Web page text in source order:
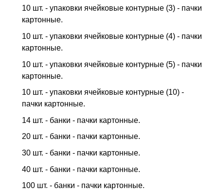
10 шт. - упаковки ячейковые контурные (3) - пачки
картонные.
10 шт. - упаковки ячейковые контурные (4) - пачки
картонные.
10 шт. - упаковки ячейковые контурные (5) - пачки
картонные.
10 шт. - упаковки ячейковые контурные (10) -
пачки картонные.
14 шт. - банки - пачки картонные.
20 шт. - банки - пачки картонные.
30 шт. - банки - пачки картонные.
40 шт. - банки - пачки картонные.
100 шт. - банки - пачки картонные.